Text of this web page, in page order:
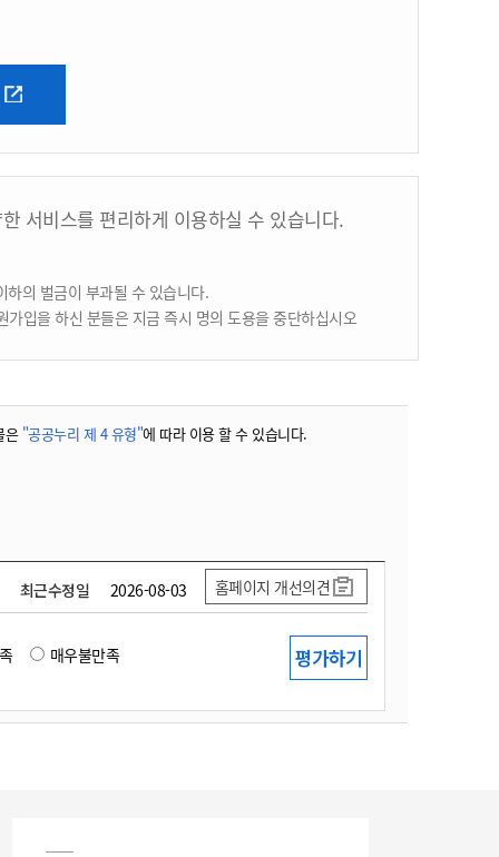
서비스를 편리하게 이용하실 수 있습니다.
의 벌금이 부과될 수 있습니다.
입을 하신 분들은 지금 즉시 명의 도용을 중단하십시오
은 "공공누리 제 4 유형"에 따라 이용 할 수 있습니다.
최근수정일 2026-08-03 홈페이지 개선의견
매우불만족